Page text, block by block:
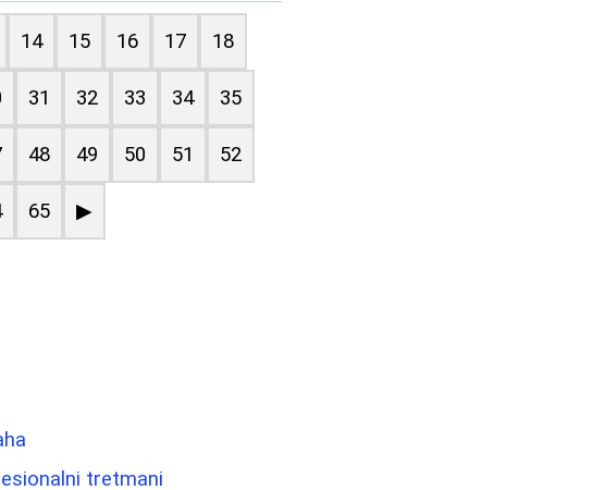
14 15 16 17 18
31 32 33 34 35
48 49 50 51 52
65 ▶
tretmani